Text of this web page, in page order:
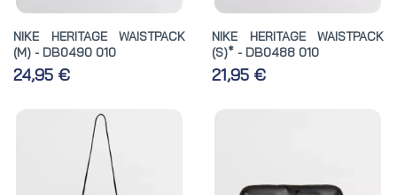
NIKE HERITAGE WAISTPACK
(M) - DB0490 010
24,95 €
NIKE HERITAGE WAISTPACK
(S)* - DB0488 010
21,95 €